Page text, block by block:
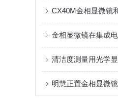
清洁度测量用光学